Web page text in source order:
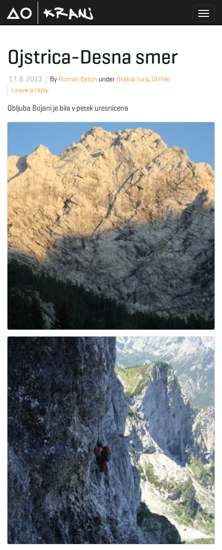
l
e
n
v
i
g
a
t
Ojstrica-Desna smer
17. 8. 2013 By Roman Beton under Skalna tura, Utrinki
Leave a reply
Obljuba Bojani je bila v petek uresnicena